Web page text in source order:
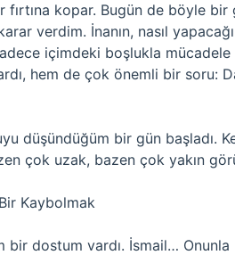
kopar. Bugün de böyle bir
verdim. İnanın, nasıl
içimdeki boşlukla
hem de çok önemli bir soru:
düşündüğüm bir gün başladı.
çok uzak, bazen çok yakın
Kaybolmak
dostum vardı. İsmail…